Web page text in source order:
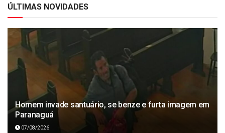
ÚLTIMAS NOVIDADES
Homem invade santuário, se benze e furta imagem em
Paranaguá
07/08/2026